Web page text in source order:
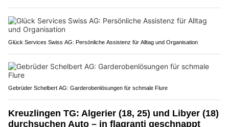
Glück Services Swiss AG: Persönliche Assistenz für Alltag und Organisation
Gebrüder Schelbert AG: Garderobenlösungen für schmale Flure
Kreuzlingen TG: Algerier (18, 25) und Libyer (18)
durchsuchen Auto – in flagranti geschnappt